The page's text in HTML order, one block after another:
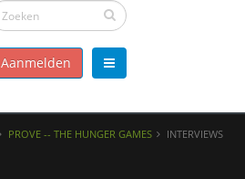
Aanmelden
PROVE -- THE HUNGER GAMES INTERVIEWS